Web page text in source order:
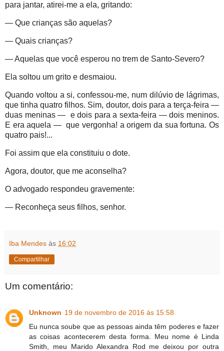
para jantar, atirei-me a ela, gritando:
— Que crianças são aquelas?
— Quais crianças?
— Aquelas que você esperou no trem de Santo-Severo?
Ela soltou um grito e desmaiou.
Quando voltou a si, confessou-me, num dilúvio de lágrimas,
que tinha quatro filhos. Sim, doutor, dois para a terça-feira —
duas meninas — e dois para a sexta-feira — dois meninos.
E era aquela — que vergonha! a origem da sua fortuna. Os
quatro pais!...
Foi assim que ela constituiu o dote.
Agora, doutor, que me aconselha?
O advogado respondeu gravemente:
— Reconheça seus filhos, senhor.
Iba Mendes às 16:02
Compartilhar
Um comentário:
Unknown 19 de novembro de 2016 às 15:58
Eu nunca soube que as pessoas ainda têm poderes e fazer
as coisas acontecerem desta forma. Meu nome é Linda
Smith, meu Marido Alexandra Rod me deixou por outra